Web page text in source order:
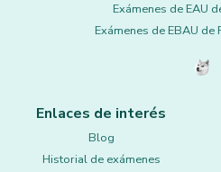
Exámenes de EAU
Exámenes de EBAU de
Enlaces de interés
Blog
Historial de exámenes